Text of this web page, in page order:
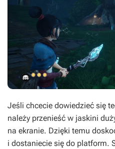
Jeśli chcecie dowiedzieć się
należy przenieść w jaskini
na ekranie. Dzięki temu
i dostaniecie się do platform.